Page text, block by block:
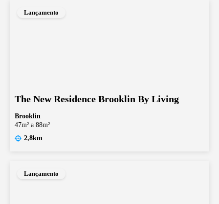
Lançamento
The New Residence Brooklin By Living
Brooklin
47m² a 88m²
2,8km
Lançamento